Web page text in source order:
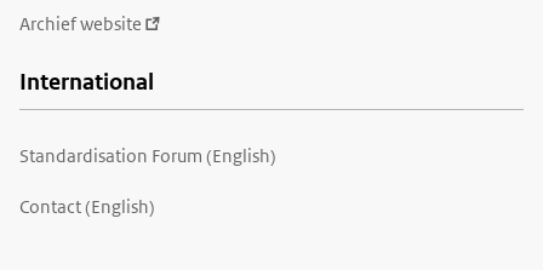
Archief website
International
Standardisation Forum (English)
Contact (English)